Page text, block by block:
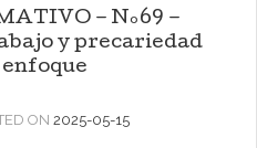
– Nº69 –
y precariedad
ON 2025-05-15